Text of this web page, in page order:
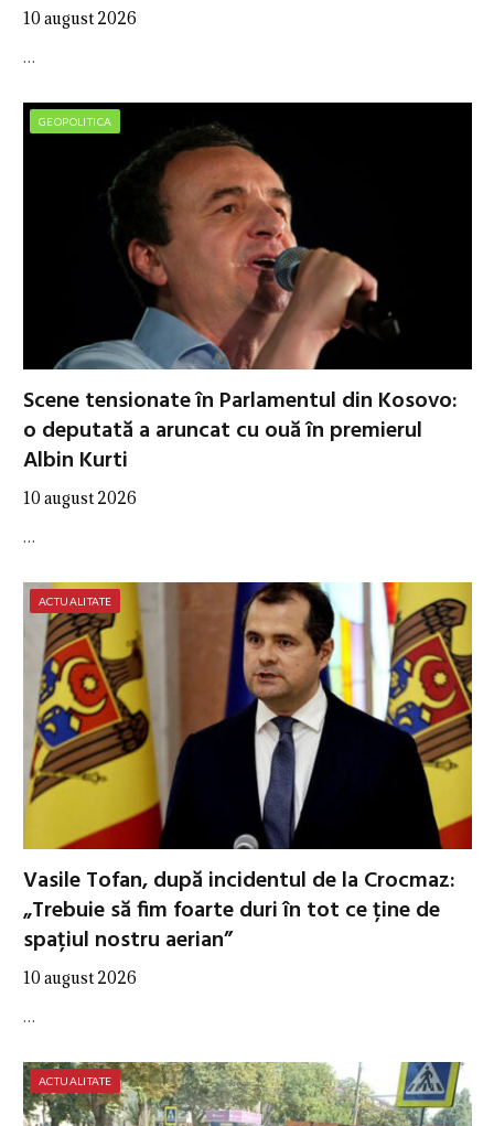
10 august 2026
…
GEOPOLITICA
Scene tensionate în Parlamentul din Kosovo:
o deputată a aruncat cu ouă în premierul
Albin Kurti
10 august 2026
…
ACTUALITATE
Vasile Tofan, după incidentul de la Crocmaz:
„Trebuie să fim foarte duri în tot ce ține de
spațiul nostru aerian”
10 august 2026
…
ACTUALITATE